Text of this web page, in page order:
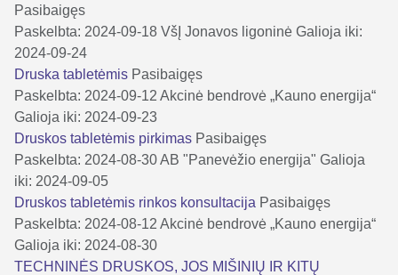
Pasibaigęs
Paskelbta: 2024-09-18 VšĮ Jonavos ligoninė Galioja iki:
2024-09-24
Druska tabletėmis Pasibaigęs
Paskelbta: 2024-09-12 Akcinė bendrovė „Kauno energija“
Galioja iki: 2024-09-23
Druskos tabletėmis pirkimas Pasibaigęs
Paskelbta: 2024-08-30AB "Panevėžio energija" Galioja
iki: 2024-09-05
Druskos tabletėmis rinkos konsultacija Pasibaigęs
Paskelbta: 2024-08-12 Akcinė bendrovė „Kauno energija“
Galioja iki: 2024-08-30
TECHNINĖS DRUSKOS, JOS MIŠINIŲ IR KITŲ